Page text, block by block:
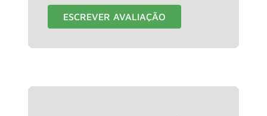
ESCREVER AVALIAÇÃO